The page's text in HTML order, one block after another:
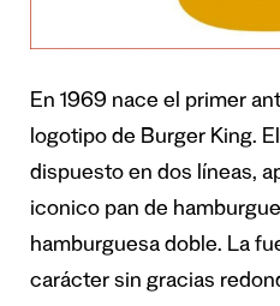
En 1969 nace el primer
logotipo de Burger King.
dispuesto en dos líneas,
iconico pan de
hamburguesa doble. La
carácter sin gracias